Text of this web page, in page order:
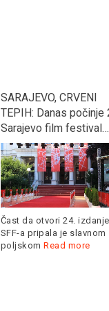
MINISTAR OJAČAO U
GUČI: Na otvaranju
sabora, rekao ono u šta
ni sam ne vjeruje, “U
Prizrenu će se opet…”